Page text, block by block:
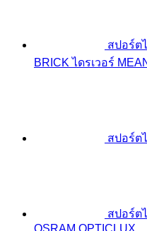
สปอร์ต
BRICK ไดรเวอร์
สปอร์ต
สปอร์ต
OSRAM OPTICLUX